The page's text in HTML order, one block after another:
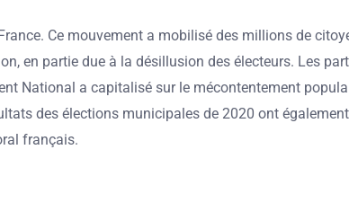
Ce mouvement a mobilisé des millions de
en partie due à la désillusion des électeurs. Les
National a capitalisé sur le mécontentement
des élections municipales de 2020 ont
français.